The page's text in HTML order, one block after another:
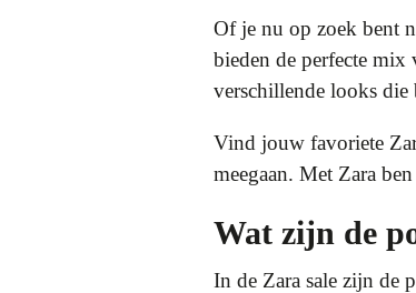
Of je nu op zoek bent
bieden de perfecte
verschillende looks
Vind jouw favoriete
meegaan. Met Zara
Wat zijn de
In de Zara sale zijn de